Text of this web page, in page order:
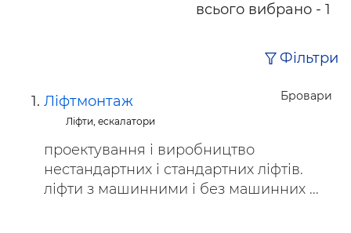
всього вибрано - 1
Фільтри
Бровари
Ліфтмонтаж
Ліфти, ескалатори
проектування і виробництво
нестандартних і стандартних ліфтів.
ліфти з машинними і без машинних ...